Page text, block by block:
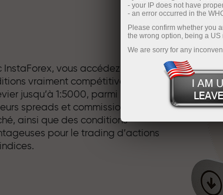
InstaForex, vous accédez à des
vraiment compétitives : effet
jusqu’à 1:5000, parmi les
spreads et commissions du
ainsi que des conditions
pour le trading d’actions
- your IP does not have
- an error occurred in the
Please confirm whether you
the wrong option, being a
We are sorry for any